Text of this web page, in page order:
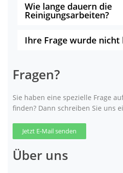
Wie lange dauern die
Reinigungsarbeiten?
Ihre Frage wurde
Fragen?
Sie haben eine spezielle Frage
finden? Dann schreiben Sie uns
Jetzt E-Mail senden
Über uns